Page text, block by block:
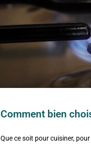
Comment bien
Que ce soit pour cuisiner,